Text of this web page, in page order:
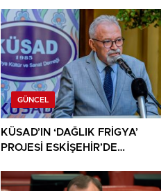
GÜNCEL
KÜSAD’IN ‘DAĞLIK FRİGYA’
PROJESİ ESKİŞEHİR’DE
BULUŞUYOR